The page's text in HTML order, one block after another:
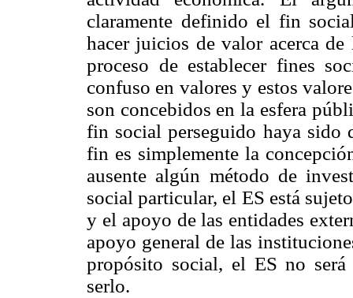
claramente definido el fin
hacer juicios de valor acerca
proceso de establecer fines
confuso en valores y estos
son concebidos en la esfera
fin social perseguido haya sido
fin es simplemente la
ausente algún método de
social particular, el ES está
y el apoyo de las entidades
apoyo general de las
propósito social, el ES no
serlo.